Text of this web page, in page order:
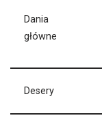
Dania
główne
Desery